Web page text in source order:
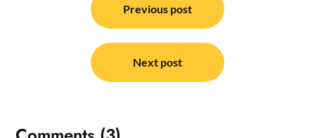
Previous post
Next post